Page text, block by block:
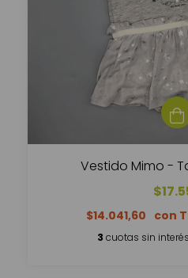
Vestido Mimo -
$14.041,60
3 cuotas sin